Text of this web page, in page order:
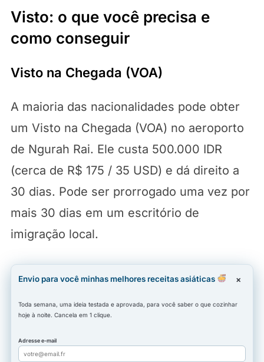
Visto: o que você precisa e
como conseguir
Visto na Chegada (VOA)
A maioria das nacionalidades pode obter
um Visto na Chegada (VOA) no aeroporto
de Ngurah Rai. Ele custa 500.000 IDR
(cerca de R$ 175 / 35 USD) e dá direito a
30 dias. Pode ser prorrogado uma vez por
mais 30 dias em um escritório de
imigração local.
Envio para você minhas melhores receitas asiáticas
Toda semana, uma ideia testada e aprovada, para você saber o que cozinhar
hoje à noite. Cancela em 1 clique.
Adresse e-mail
×